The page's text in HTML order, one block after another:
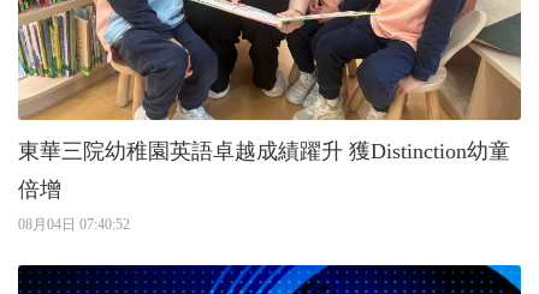
東華三院幼稚園英語卓越成績躍升 獲Distinction幼童
倍增
08月04日 07:40:52